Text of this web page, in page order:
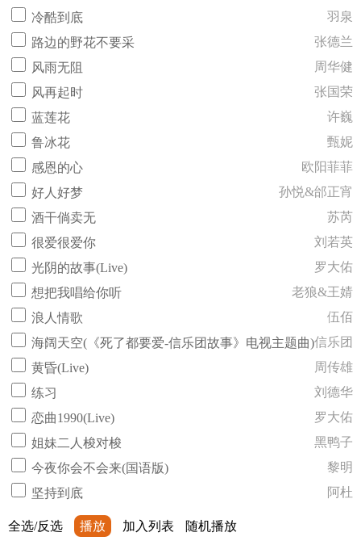
冷酷到底
羽泉
路边的野花不要采
张德兰
风雨无阻
周华健
风再起时
张国荣
蓝莲花
许巍
鲁冰花
甄妮
感恩的心
欧阳菲菲
好人好梦
孙悦&邰正宵
酒干倘卖无
苏芮
很爱很爱你
刘若英
光阴的故事(Live)
罗大佑
想把我唱给你听
老狼&王婧
浪人情歌
伍佰
海阔天空(《死了都要爱-信乐团故事》电视主题曲)信乐团
黄昏(Live)
周传雄
练习
刘德华
恋曲1990(Live)
罗大佑
姐妹二人梭对梭
黑鸭子
今夜你会不会来(国语版)
黎明
坚持到底
阿杜
全选/反选 播放 加入列表 随机播放